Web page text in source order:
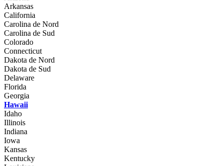
Arkansas
California
Carolina de Nord
Carolina de Sud
Colorado
Connecticut
Dakota de Nord
Dakota de Sud
Delaware
Florida
Georgia
Hawaii
Idaho
Illinois
Indiana
Iowa
Kansas
Kentucky